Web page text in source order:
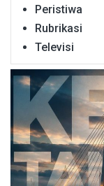
Peristiwa
Rubrikasi
Televisi